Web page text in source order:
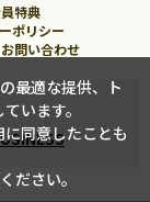
特典
ポリシー
お問い合わせ
最適な提供、ト
います。
同意したことも
ださい。